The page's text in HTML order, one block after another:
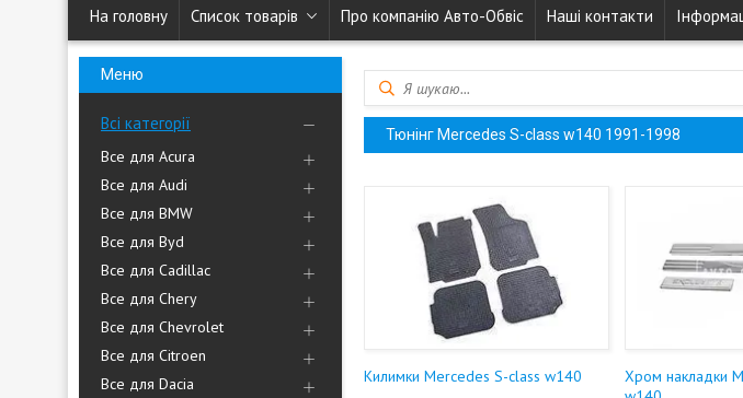
На головну Список товарів Про компанію Авто-Обвіс Наші контакти
Всі категорії
Все для Acura
Все для Audi
Все для BMW
Все для Byd
Все для Cadillac
Все для Chery
Все для Chevrolet
Все для Citroen
Все для Dacia
Тюнінг Mercedes S-class w140 1991-1998
Килимки Mercedes S-class w140
Хром накладки